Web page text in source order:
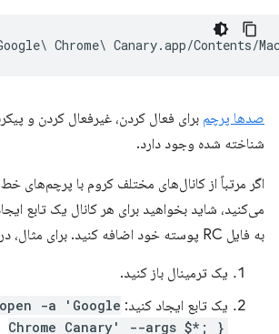
صدها پرچم برای فعال کردن، غیرفعال کردن و
شناخته شده وجود دارد.
اگر مرتباً از کانال‌های مختلف کروم با پرچم‌های
می‌کنید، شاید بخواهید برای هر کانال یک تابع
به فایل RC پوسته خود اضافه کنید. برای مثال، در macOS:
یک ترمینال باز کنید.
یک تابع ایجاد کنید: -a 'Google
Chrome Canary' --args $*; }